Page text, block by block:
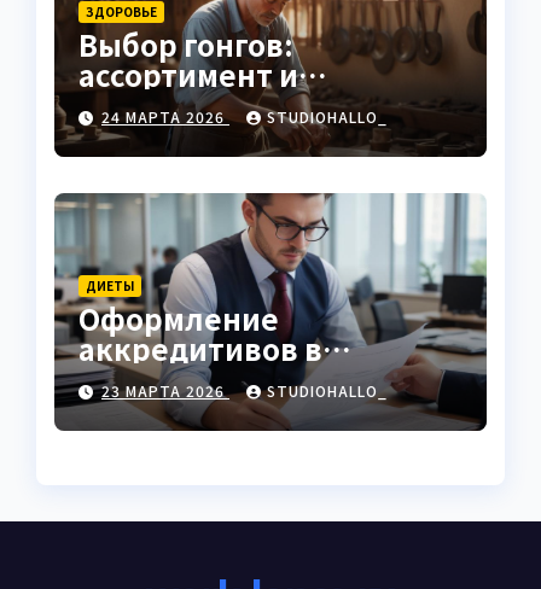
ЗДОРОВЬЕ
Выбор гонгов:
ассортимент и
характеристики
24 МАРТА 2026 STUDIOHALLO_
ДИЕТЫ
Оформление
аккредитивов в
международной
торговле
23 МАРТА 2026 STUDIOHALLO_